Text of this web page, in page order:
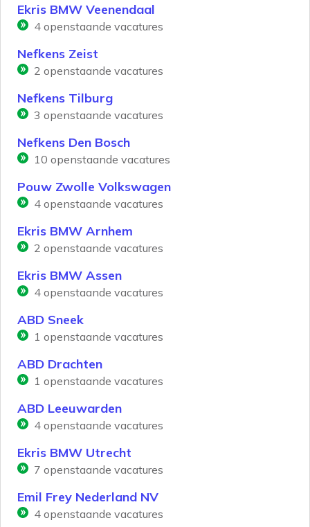
Ekris BMW Veenendaal
4 openstaande vacatures
Nefkens Zeist
2 openstaande vacatures
Nefkens Tilburg
3 openstaande vacatures
Nefkens Den Bosch
10 openstaande vacatures
Pouw Zwolle Volkswagen
4 openstaande vacatures
Ekris BMW Arnhem
2 openstaande vacatures
Ekris BMW Assen
4 openstaande vacatures
ABD Sneek
1 openstaande vacatures
ABD Drachten
1 openstaande vacatures
ABD Leeuwarden
4 openstaande vacatures
Ekris BMW Utrecht
7 openstaande vacatures
Emil Frey Nederland NV
4 openstaande vacatures